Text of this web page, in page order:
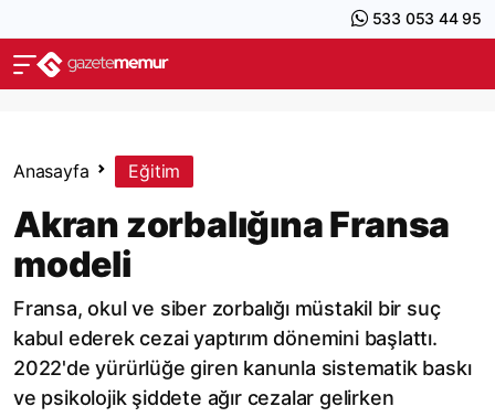
533 053 44 95
Anasayfa Eğitim
Akran zorbalığına Fransa
modeli
Fransa, okul ve siber zorbalığı müstakil bir suç
kabul ederek cezai yaptırım dönemini başlattı.
2022'de yürürlüğe giren kanunla sistematik baskı
ve psikolojik şiddete ağır cezalar gelirken